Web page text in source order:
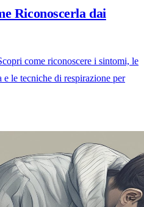
Riconoscerla dai
come riconoscere i sintomi, le
le tecniche di respirazione per